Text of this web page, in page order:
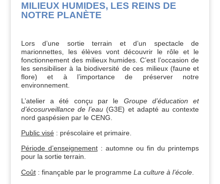
MILIEUX HUMIDES, LES REINS DE
NOTRE PLANÈTE
Lors d’une sortie terrain et d’un spectacle de
marionnettes, les élèves vont découvrir le rôle et le
fonctionnement des milieux humides. C’est l’occasion de
les sensibiliser à la biodiversité de ces milieux (faune et
flore) et à l’importance de préserver notre
environnement.
L’atelier a été conçu par le Groupe d’éducation et
d’écosurveillance de l’eau (G3E) et adapté au contexte
nord gaspésien par le CENG.
Public visé: préscolaire et primaire.
Période d’enseignement: automne ou fin du printemps
pour la sortie terrain.
Coût: finançable par le programme La culture à l’école.